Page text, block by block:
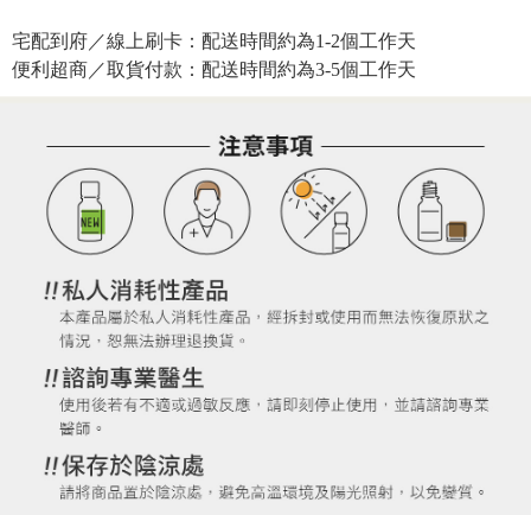
宅配到府／線上刷卡：配送時間約為1-2個工作天
便利超商／取貨付款：配送時間約為3-5個工作天